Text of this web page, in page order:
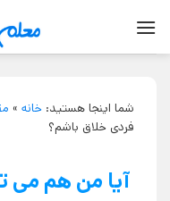
شما اینجا هستید: خانه »
فردی خلاق باشم؟
آیا من هم می